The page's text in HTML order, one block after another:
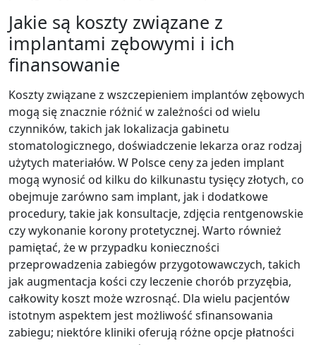
Jakie są koszty związane z
implantami zębowymi i ich
finansowanie
Koszty związane z wszczepieniem implantów zębowych
mogą się znacznie różnić w zależności od wielu
czynników, takich jak lokalizacja gabinetu
stomatologicznego, doświadczenie lekarza oraz rodzaj
użytych materiałów. W Polsce ceny za jeden implant
mogą wynosić od kilku do kilkunastu tysięcy złotych, co
obejmuje zarówno sam implant, jak i dodatkowe
procedury, takie jak konsultacje, zdjęcia rentgenowskie
czy wykonanie korony protetycznej. Warto również
pamiętać, że w przypadku konieczności
przeprowadzenia zabiegów przygotowawczych, takich
jak augmentacja kości czy leczenie chorób przyzębia,
całkowity koszt może wzrosnąć. Dla wielu pacjentów
istotnym aspektem jest możliwość sfinansowania
zabiegu; niektóre kliniki oferują różne opcje płatności